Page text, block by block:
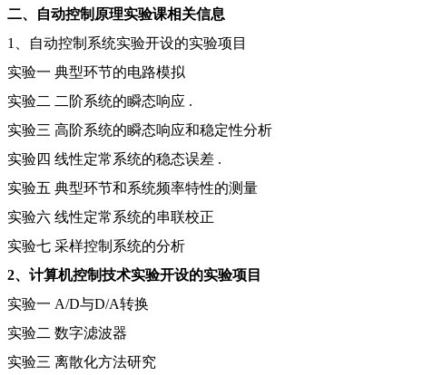
二、自动控制原理实验课相关信息
1、自动控制系统实验开设的实验项目
实验一 典型环节的电路模拟
实验二 二阶系统的瞬态响应 .
实验三 高阶系统的瞬态响应和稳定性分析
实验四 线性定常系统的稳态误差 .
实验五 典型环节和系统频率特性的测量
实验六 线性定常系统的串联校正
实验七 采样控制系统的分析
2、计算机控制技术实验开设的实验项目
实验一 A/D与D/A转换
实验二 数字滤波器
实验三 离散化方法研究